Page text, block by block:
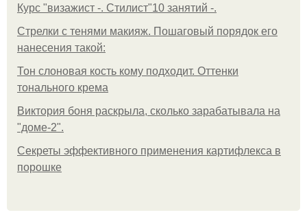
Курс "визажист -. Стилист"10 занятий -.
Стрелки с тенями макияж. Пошаговый порядок его
нанесения такой:
Тон слоновая кость кому подходит. Оттенки
тонального крема
Виктория боня раскрыла, сколько зарабатывала на
"доме-2".
Секреты эффективного применения картифлекса в
порошке